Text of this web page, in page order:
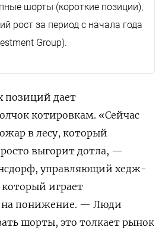
шорты (короткие позиции),
рост за период с начала года
Group).
позиций дает
котировкам. «Сейчас
в лесу, который
выгорит дотла, —
управляющий хедж-
который играет
понижение. — Люди
шорты, это толкает рынок